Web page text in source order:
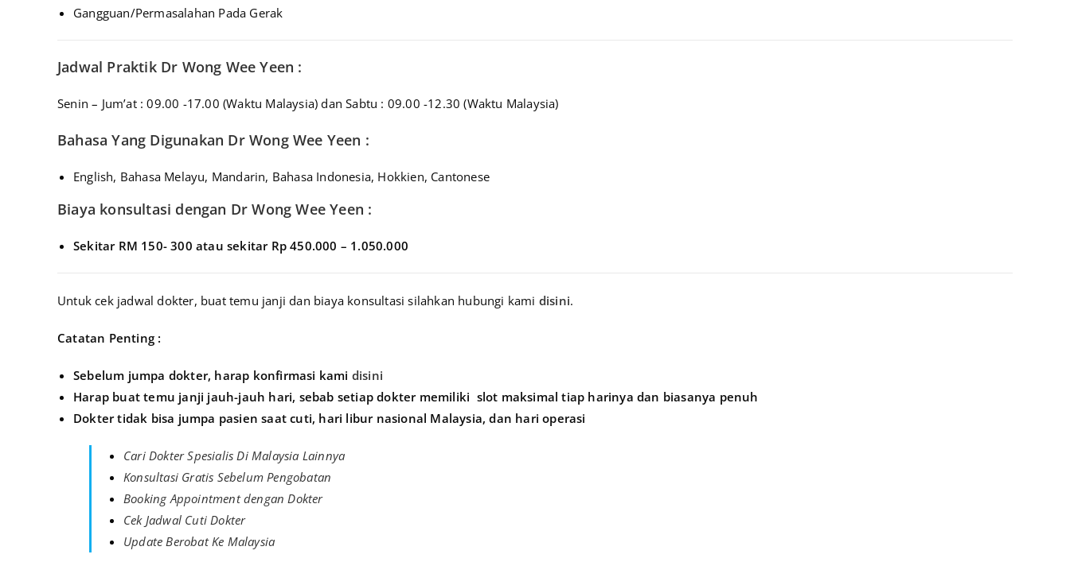
Gangguan/Permasalahan Pada Gerak
Jadwal Praktik Dr Wong Wee Yeen :
Senin – Jum’at : 09.00 -17.00 (Waktu Malaysia) dan Sabtu : 09.00 -12.30 (Waktu Malaysia)
Bahasa Yang Digunakan Dr Wong Wee Yeen :
English, Bahasa Melayu, Mandarin, Bahasa Indonesia, Hokkien, Cantonese
Biaya konsultasi dengan Dr Wong Wee Yeen :
Sekitar RM 150- 300 atau sekitar Rp 450.000 – 1.050.000
Untuk cek jadwal dokter, buat temu janji dan biaya konsultasi silahkan hubungi kami disini.
Catatan Penting :
Sebelum jumpa dokter, harap konfirmasi kami disini
Harap buat temu janji jauh-jauh hari, sebab setiap dokter memiliki slot maksimal tiap harinya dan biasanya penuh
Dokter tidak bisa jumpa pasien saat cuti, hari libur nasional Malaysia, dan hari operasi
Cari Dokter Spesialis Di Malaysia Lainnya
Konsultasi Gratis Sebelum Pengobatan
Booking Appointment dengan Dokter
Cek Jadwal Cuti Dokter
Update Berobat Ke Malaysia